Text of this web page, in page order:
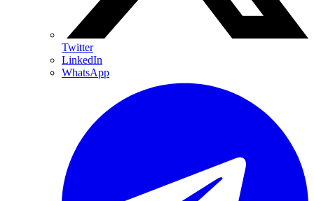
Twitter
LinkedIn
WhatsApp